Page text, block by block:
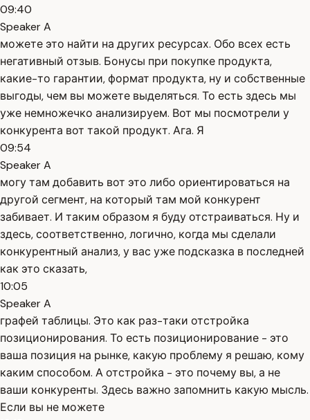
09:40
Speaker A
можете это найти на других ресурсах. Обо всех есть
негативный отзыв. Бонусы при покупке продукта,
какие-то гарантии, формат продукта, ну и собственные
выгоды, чем вы можете выделяться. То есть здесь мы
уже немножечко анализируем. Вот мы посмотрели у
конкурента вот такой продукт. Ага. Я
09:54
Speaker A
могу там добавить вот это либо ориентироваться на
другой сегмент, на который там мой конкурент
забивает. И таким образом я буду отстраиваться. Ну и
здесь, соответственно, логично, когда мы сделали
конкурентный анализ, у вас уже подсказка в последней
как это сказать,
10:05
Speaker A
графей таблицы. Это как раз-таки отстройка
позиционирования. То есть позиционирование - это
ваша позиция на рынке, какую проблему я решаю, кому
каким способом. А отстройка - это почему вы, а не
ваши конкуренты. Здесь важно запомнить какую мысль.
Если вы не можете